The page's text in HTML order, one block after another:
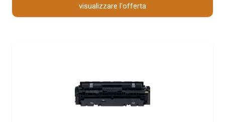
visualizzare l'offerta